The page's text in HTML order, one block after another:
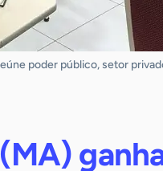
poder público, setor